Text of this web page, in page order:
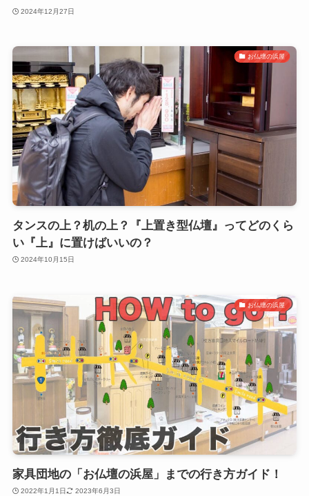
2024年12月27日
お仏壇の浜屋
タンスの上？机の上？『上置き型仏壇』ってどのくら
い『上』に置けばいいの？
2024年10月15日
お仏壇の浜屋
家具団地の「お仏壇の浜屋」までの行き方ガイド！
2022年1月1日 2023年6月3日